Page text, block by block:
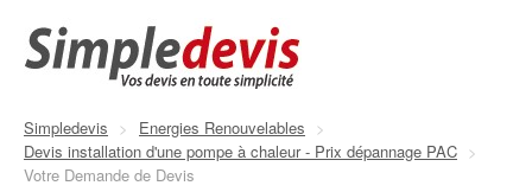
Simpledevis > Energies Renouvelables
>
Devis installation d'une pompe à chaleur - Prix dépannage PAC >
Votre Demande de Devis